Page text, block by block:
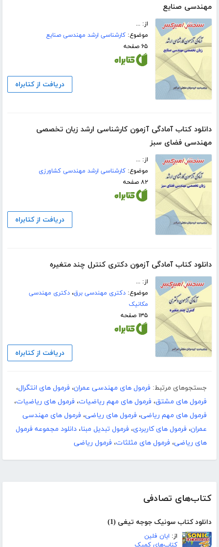
کتاب‌های تصادفی
دانلود کتاب سونیک جوجه تیغی (1)
از: ایان فلین
کتاب‌های کمیک
مهندسی صنایع
از: ...
موضوع:کارشناسی ارشد مهندسی صنایع
۶۵ صفحه
دریافت از کتابراه
دانلود کتاب آمادگی آزمون کارشناسی ارشد زبان تخصصی
مهندسی فضای سبز
از: ...
موضوع:کارشناسی ارشد مهندسی کشاورزی
۸۲ صفحه
دریافت از کتابراه
دانلود کتاب آمادگی آزمون دکتری کنترل چند متغیره
از: ...
موضوع:دکتری مهندسی برق،دکتری مهندسی
مکانیک
۱۳۵ صفحه
دریافت از کتابراه
جستجوهای مرتبط: فرمول های مهندسی عمران، فرمول های انتگرال،
فرمول های مشتق، فرمول های مهم ریاضیات، فرمول های ریاضیات،
فرمول های مهم ریاضی، فرمول های ریاضی، فرمول های مهندسی
عمران، فرمول های کاربردی، فرمول تبدیل مبنا، دانلود مجموعه فرمول
های ریاضی، فرمول های مثلثات، فرمول ریاضی